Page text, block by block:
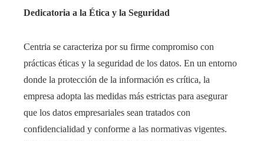
Dedicatoria a la Ética y la Seguridad
Centria se caracteriza por su firme compromiso con
prácticas éticas y la seguridad de los datos. En un entorno
donde la protección de la información es crítica, la
empresa adopta las medidas más estrictas para asegurar
que los datos empresariales sean tratados con
confidencialidad y conforme a las normativas vigentes.